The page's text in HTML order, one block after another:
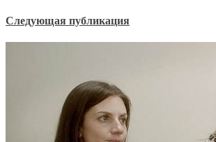
Следующая публикация